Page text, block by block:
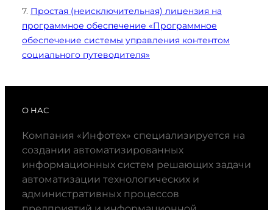
7. Простая (неисключительная) лицензия на
программное обеспечение «Программное
обеспечение системы управления контентом
социального путеводителя»
О НАС
Компания «Инфотех» специализируется на
создании автоматизированных
информационных систем решающих задачи
автоматизации технологических и
административных процессов